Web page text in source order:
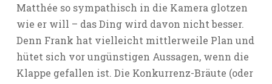
Matthée so sympathisch in die Kamera glotzen
wie er will – das Ding wird davon nicht besser.
Denn Frank hat vielleicht mittlerweile Plan und
hütet sich vor ungünstigen Aussagen, wenn die
Klappe gefallen ist. Die Konkurrenz-Bräute (oder